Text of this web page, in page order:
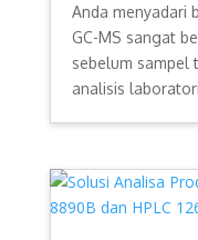
Anda menyadari
GC-MS sangat
sebelum sampel
analisis